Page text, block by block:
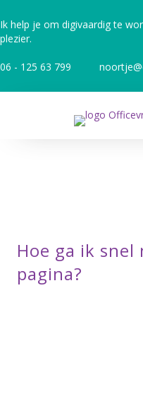
Ik help je om digivaardig te
plezier.
06 - 125 63 799
Hoe ga ik snel
pagina?